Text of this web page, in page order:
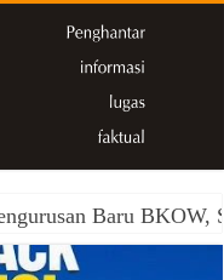
Baru BKOW,